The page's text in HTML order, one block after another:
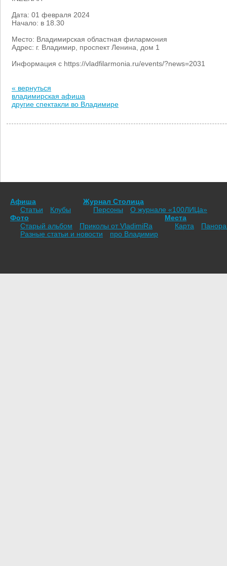
Дата: 01 февраля 2024
Начало: в 18.30
Место: Владимирская областная филармония
Адрес: г. Владимир, проспект Ленина, дом 1
Информация с https://vladfilarmonia.ru/events/?news=2031
« вернуться
владимирская афиша
другие спектакли во Владимире
Афиша
Статьи
Клубы
Журнал Столица
Персоны
О журнале «100ЛИЦа»
Фото
Старый альбом
Приколы от VladimiRа
Места
Карта
Разные статьи и новости
про Владимир